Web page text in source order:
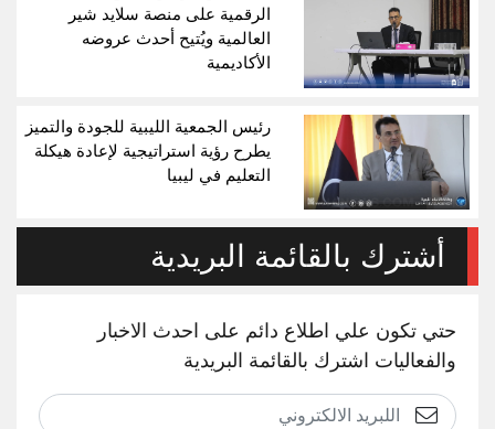
الرقمية على منصة سلايد شير
العالمية ويُتيح أحدث عروضه
الأكاديمية
رئيس الجمعية الليبية للجودة والتميز
يطرح رؤية استراتيجية لإعادة هيكلة
التعليم في ليبيا
أشترك بالقائمة البريدية
حتي تكون علي اطلاع دائم على احدث الاخبار
والفعاليات اشترك بالقائمة البريدية